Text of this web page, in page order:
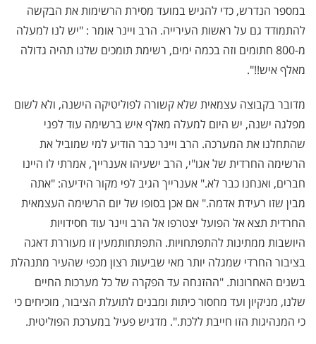
במספר הנדרש, כדי להגיש במועד מסירת הרשימות את הבקשה
להתמודד גם על ראשות העירייה. הרב ויינר אומר : "יש לנו למעלה
מ-800 חתומים וזה בכמה ימים, רשימת תומכים שלנו תהיה גדולה
מאלף איש!!".
מדובר בקבוצה עצמאית שלא קשורה לפוליטיקה הישנה, ולא לשום
מפלגה ישנה, יש היום למעלה מאלף איש ברשימה עוד לפני
שהתחלנו את המערכה. הרב ויינר כבר הודיע למי שמוביל את
הרשימה החרדית של אגו"י, הרב ישעיהו אענרייך, אמרתי לו היינו
חברים, ואנחנו כבר לא." אענרייך הגיב לפי מקור הידיעה: "אתה
מבין שזו רעידת אדמה." אם אכן בסופו של יום הרשימה העצמאית
החרדית תצא אל הפועל יצטרפו אל הרב ויינר עוד חסידויות
היושבות ממתינות להתפתחויות. התפתחותמעין זו מעוררת דאגה
בציבור החרדי שמגלה יותר מאי שביעות רצון מכפי שהעיר מתנהלת
בשנים האחרונות. "ההזנחה עד הפקרה של כל מערכות החיים
שלנו, מניקיון ועד מחסור כיתות ומבנים לתועלת הציבור, מוכיחים כי
כי המנהיגות הזו חייבת ללכת.". מדגיש פעיל במערכת הפוליטית.